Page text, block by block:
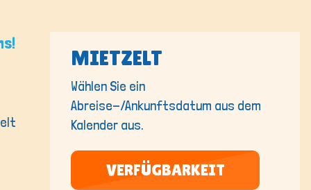
MIETZELT
Wählen Sie ein
Abreise-/Ankunftsdatum aus dem
Kalender aus.
VERFÜGBARKEIT